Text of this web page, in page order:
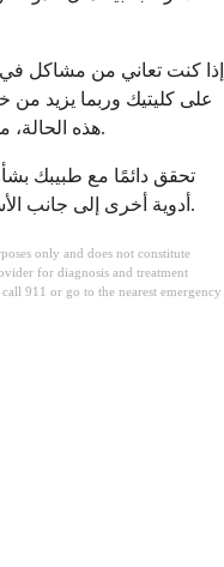
إذا كنت تعاني من مشاكل
على كليتيك وربما يزيد من
هذه الحالة، من الأفضل تجنب الكحول تمامًا أثناء العلاج.
تحقق دائمًا مع طبيبك
أدوية أخرى إلى جانب الأسيكلوفير أو تعاني من حالات صحية كامنة.
only and does not constitute
for diagnosis and treatment
911 or go to the nearest emergency